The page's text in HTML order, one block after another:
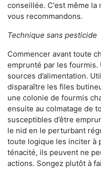
conseillée. C'est même
vous recommandons.
Technique sans pesticide
Commencer avant toute
emprunté par les
sources d’alimentation.
disparaître les files
une colonie de fourmis
ensuite au colmatage de
susceptibles d’être
le nid en le perturbant
toute logique les inciter à
ténacité, ils peuvent ne
actions. Songez plutôt à